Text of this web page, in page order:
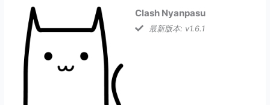
Clash Nyanpasu
最新版本: v1.6.1